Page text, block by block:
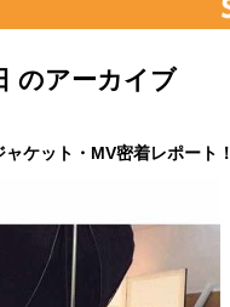
のアーカイブ
ケット・MV密着レポート！